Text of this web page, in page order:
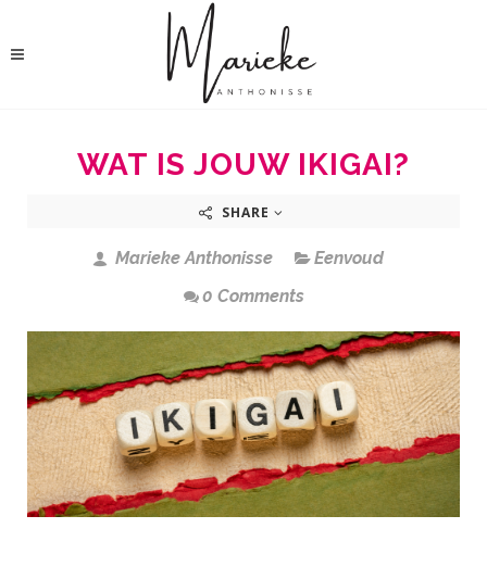
WAT IS JOUW IKIGAI?
SHARE
Marieke Anthonisse
Eenvoud
0 Comments